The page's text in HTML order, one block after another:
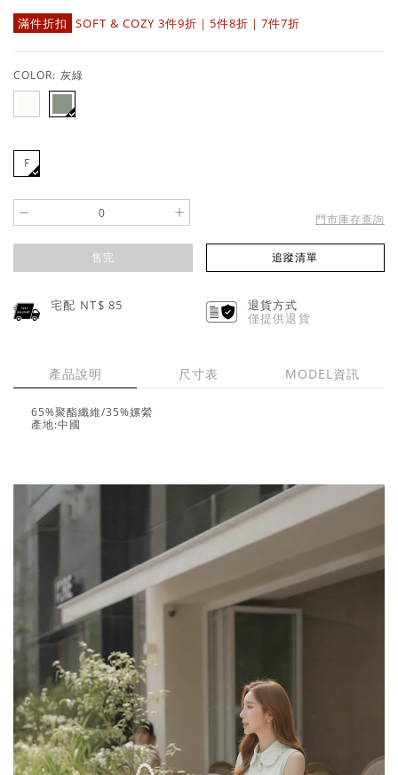
滿件折扣 SOFT & COZY 3件9折｜5件8折｜7件7折
COLOR: 灰綠
F
- + 門市庫存查詢
售完 追蹤清單
宅配 NT$85
退貨方式
僅提供退貨
產品說明 尺寸表 MODEL資訊
65%聚酯纖維/35%嫘縈
產地:中國